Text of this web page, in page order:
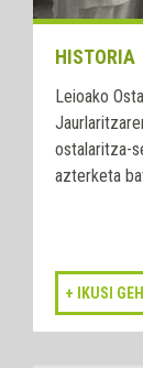
HISTORIA
Leioako
ostalaritza-
azterketa